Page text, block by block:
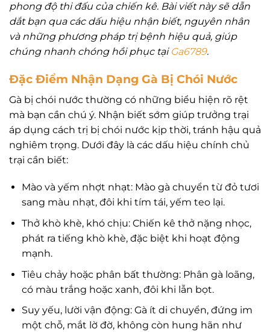
phong độ thi đấu của chiến kê. Bài viết này sẽ dẫn
dắt bạn qua các dấu hiệu nhận biết, nguyên nhân
và những phương pháp trị bệnh hiệu quả, giúp
chúng nhanh chóng hồi phục tại Ga6789.
Đặc Điểm Nhận Dạng Gà Bị Chói Nước
Gà bị chói nước thường có những biểu hiện rõ rệt
mà bạn cần chú ý. Nhận biết sớm giúp trưởng trại
áp dụng cách trị bị chói nước kịp thời, tránh hậu quả
nghiêm trọng. Dưới đây là các dấu hiệu chính chủ
trại cần biết:
Mào và yếm nhợt nhạt: Mào gà chuyển từ đỏ tươi
sang màu nhạt, đôi khi tím tái, yếm teo lại.
Thở khò khè, khó chịu: Chiến kê thở nặng nhọc,
phát ra tiếng khò khè, đặc biệt khi hoạt động
mạnh.
Tiêu chảy hoặc phân bất thường: Phân gà loãng,
có màu trắng hoặc xanh, đôi khi lẫn bọt.
Suy yếu, lười vận động: Gà ít di chuyển, đứng im
một chỗ, mắt lờ đờ, không còn hung hãn như